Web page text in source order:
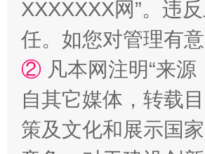
XXXXXXX网”。违
任。如您对管理有
② 凡本网注明“来
自其它媒体，转载
策及文化和展示国